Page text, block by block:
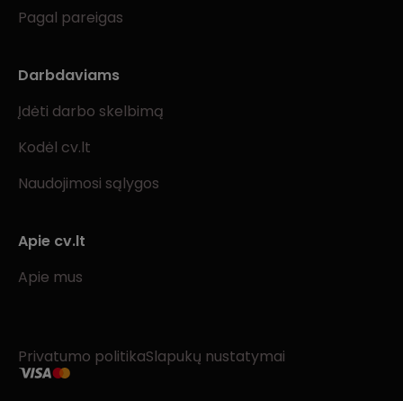
Pagal pareigas
Darbdaviams
Įdėti darbo skelbimą
Kodėl cv.lt
Naudojimosi sąlygos
Apie cv.lt
Apie mus
Privatumo politikaSlapukų nustatymai